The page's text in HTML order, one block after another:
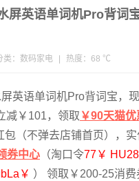
屏英语单词机Pro背词
类： 数码家电 热度：68 ℃
英语单词机Pro背词宝，
减￥101，领取 ￥90天猫优
包（不弹去店铺首页），实
券中心 （淘口令77￥
￥ ） 领取￥200-25消费